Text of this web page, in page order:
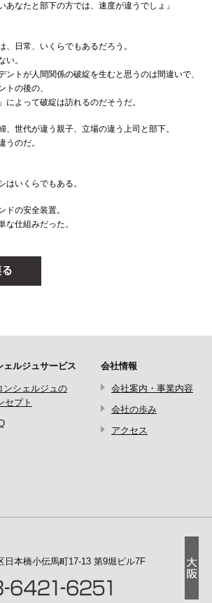
あなたと部下の方では、速度が違うでしょ」
、日常、いくらでもあるだろう。
い。
ントが人間関係の破綻を生むと思うのは間違いで、
トの後の、
によって破綻は訪れるのだそうだ。
、世代が違う親子、立場の違う上司と部下。
うのだ。
はいくらでもある。
ドの安全装置。
な仕組みだった。
ェルジュサービス
ンシェルジュの
セプト
会社情報
会社案内・事業内容
会社の歩み
アクセス
日本橋小伝馬町17-13 第9堀ビル7F